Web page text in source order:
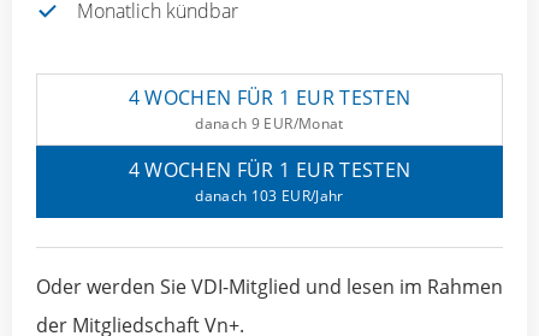
Monatlich kündbar
4 WOCHEN FÜR 1 EUR TESTEN
danach 9 EUR/Monat
4 WOCHEN FÜR 1 EUR TESTEN
danach 103 EUR/Jahr
Oder werden Sie VDI-Mitglied und lesen im Rahmen
der Mitgliedschaft Vn+.